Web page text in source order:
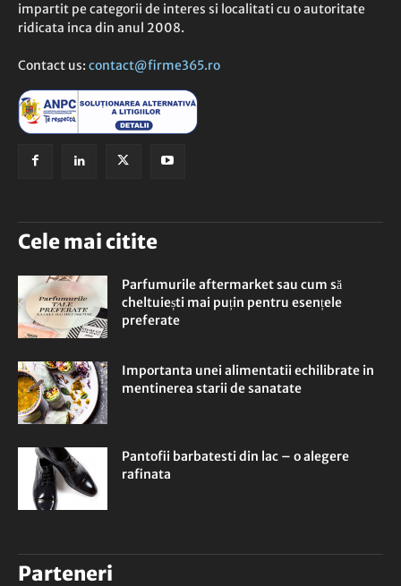
impartit pe categorii de interes si localitati cu o autoritate
ridicata inca din anul 2008.
Contact us: contact@firme365.ro
Cele mai citite
Parfumurile aftermarket sau cum să
cheltuiești mai puțin pentru esențele
preferate
Importanta unei alimentatii echilibrate in
mentinerea starii de sanatate
Pantofii barbatesti din lac – o alegere
rafinata
Parteneri